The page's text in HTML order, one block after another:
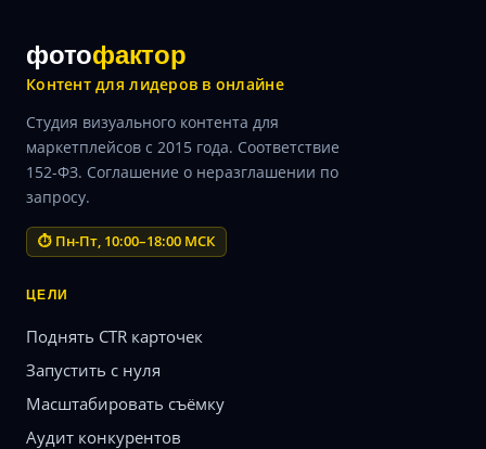
фотофактор
Контент для лидеров в онлайне
Студия визуального контента для
маркетплейсов с 2015 года. Соответствие
152-ФЗ. Соглашение о неразглашении по
запросу.
⏱ Пн-Пт, 10:00–18:00 МСК
ЦЕЛИ
Поднять CTR карточек
Запустить с нуля
Масштабировать съёмку
Аудит конкурентов